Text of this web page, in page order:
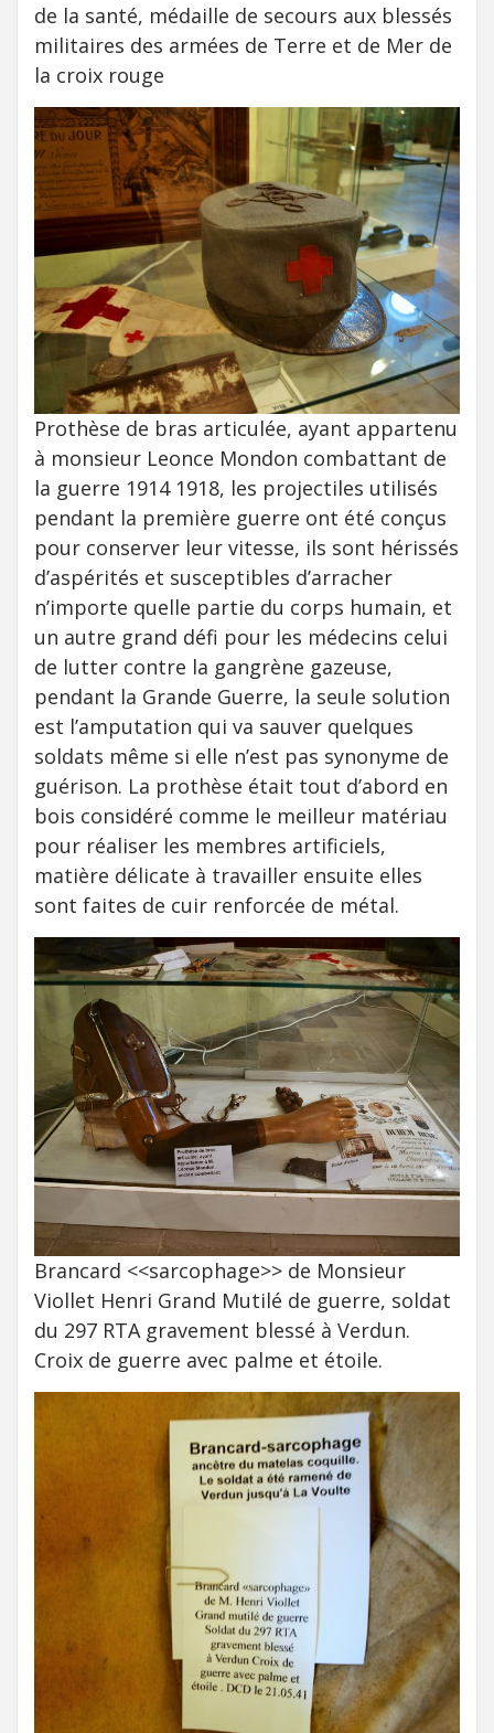
de la santé, médaille de secours aux blessés
militaires des armées de Terre et de Mer de
la croix rouge
Prothèse de bras articulée, ayant appartenu
à monsieur Leonce Mondon combattant de
la guerre 1914 1918, les projectiles utilisés
pendant la première guerre ont été conçus
pour conserver leur vitesse, ils sont hérissés
d’aspérités et susceptibles d’arracher
n’importe quelle partie du corps humain, et
un autre grand défi pour les médecins celui
de lutter contre la gangrène gazeuse,
pendant la Grande Guerre, la seule solution
est l’amputation qui va sauver quelques
soldats même si elle n’est pas synonyme de
guérison. La prothèse était tout d’abord en
bois considéré comme le meilleur matériau
pour réaliser les membres artificiels,
matière délicate à travailler ensuite elles
sont faites de cuir renforcée de métal.
Brancard <<sarcophage>> de Monsieur
Viollet Henri Grand Mutilé de guerre, soldat
du 297 RTA gravement blessé à Verdun.
Croix de guerre avec palme et étoile.